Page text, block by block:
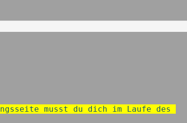
musst du dich im Laufe des